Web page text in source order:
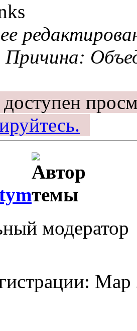
модератор
Мар